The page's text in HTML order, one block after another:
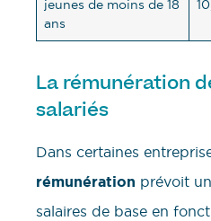
jeunes de moins de 18
ans
La rémunération
salariés
Dans certaines
rémunération prévoit
salaires de base en